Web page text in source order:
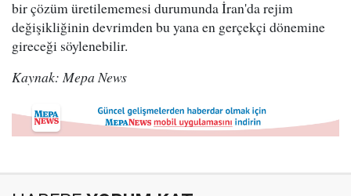
bir çözüm üretilememesi durumunda İran'da rejim
değişikliğinin devrimden bu yana en gerçekçi dönemine
gireceği söylenebilir.
Kaynak: Mepa News